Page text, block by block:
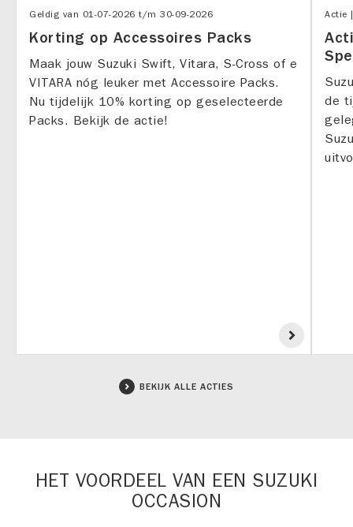
Geldig van 01-07-2026 t/m 30-09-2026
Korting op Accessoires Packs
Maak jouw Suzuki Swift, Vitara, S-Cross of e
VITARA nóg leuker met Accessoire Packs.
Nu tijdelijk 10% korting op geselecteerde
Packs. Bekijk de actie!
Actie
de
BEKIJK ALLE ACTIES
HET VOORDEEL VAN EEN SUZUKI
OCCASION